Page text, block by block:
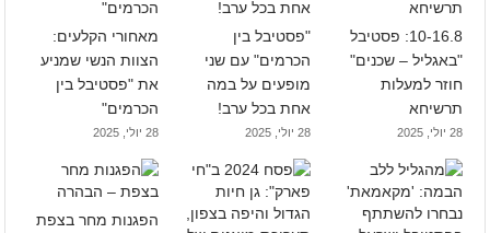
10-16.8: פסטיבל
"באגליל – שכנים"
חוזר למעלות
תרשיחא
28 יולי, 2025
"פסטיבל בין
הכרמים" עם שני
מופעים על במה
אחת בכל ערב!
28 יולי, 2025
מאחורי הקלעים:
הצוות הנשי שמניע
את "פסטיבל בין
הכרמים"
28 יולי, 2025
הפגנות מחר בצפת